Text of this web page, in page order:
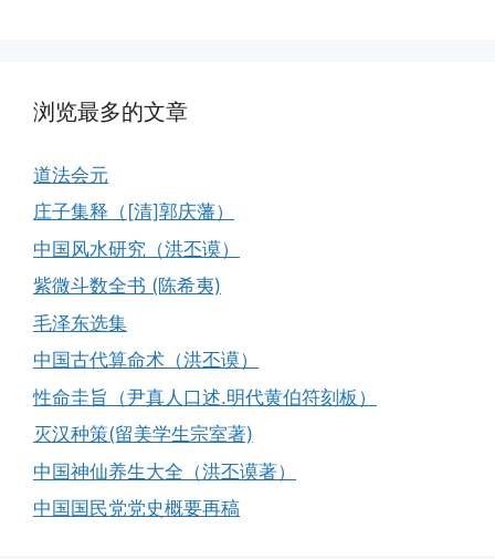
浏览最多的文章
道法会元
庄子集释（[清]郭庆藩）
中国风水研究（洪丕谟）
紫微斗数全书 (陈希夷)
毛泽东选集
中国古代算命术（洪丕谟）
性命圭旨（尹真人口述.明代黄伯符刻板）
灭汉种策(留美学生宗室著)
中国神仙养生大全（洪丕谟著）
中国国民党党史概要再稿